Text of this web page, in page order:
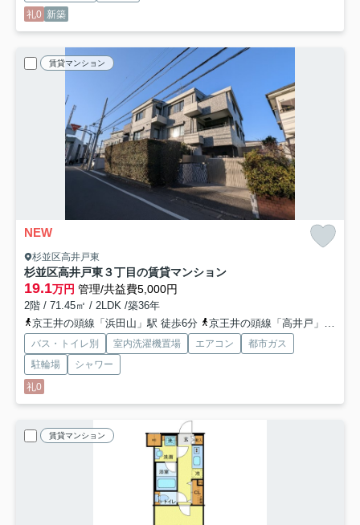
礼0 新築
賃貸マンション
NEW
杉並区高井戸東
杉並区高井戸東３丁目の賃貸マンション
19.1万円 管理/共益費5,000円
2階 / 71.45㎡ / 2LDK /築36年
京王井の頭線「浜田山」駅 徒歩6分
京王井の頭線「高井戸」駅 徒歩12分
バス・トイレ別 室内洗濯機置場 エアコン
都市ガス
駐輪場
シャワー
礼0
賃貸マンション